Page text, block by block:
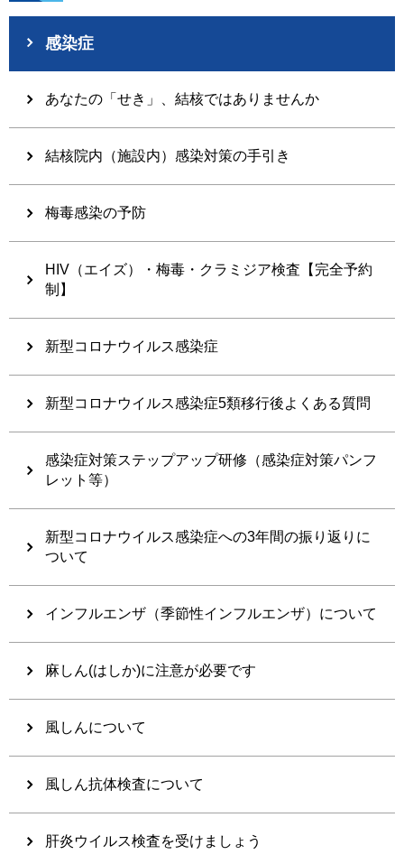
感染症
あなたの「せき」、結核ではありませんか
結核院内（施設内）感染対策の手引き
梅毒感染の予防
HIV（エイズ）・梅毒・クラミジア検査【完全予約
制】
新型コロナウイルス感染症
新型コロナウイルス感染症5類移行後よくある質問
感染症対策ステップアップ研修（感染症対策パンフ
レット等）
新型コロナウイルス感染症への3年間の振り返りに
ついて
インフルエンザ（季節性インフルエンザ）について
麻しん(はしか)に注意が必要です
風しんについて
風しん抗体検査について
肝炎ウイルス検査を受けましょう